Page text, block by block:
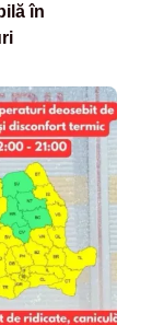
în